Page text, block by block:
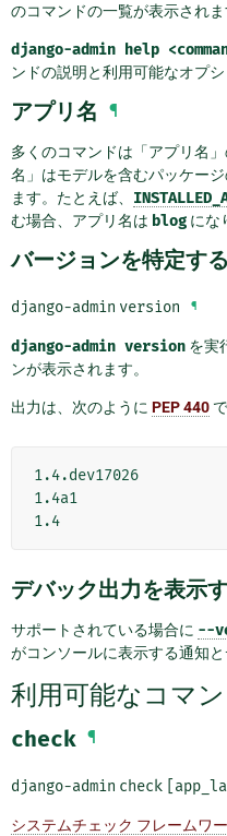
のコマンドの一覧が表示されま
django-admin help
ンドの説明と利用可能なオプ
アプリ名 ¶
多くのコマンドは「アプリ名
名」はモデルを含むパッケー
ます。たとえば、
む場合、アプリ名は blog にな
バージョンを特定する
django-admin version ¶
django-admin version を実
ンが表示されます。
出力は、次のように PEP 440
1.4.dev17026
1.4a1
デバック出力を表示
サポートされている場合に --
がコンソールに表示する通知
利用可能なコマ
check ¶
django-admin check
システムチェック フレームワ